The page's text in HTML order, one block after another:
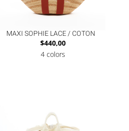
MAXI SOPHIE LACE / COTON
$440,00
4 colors